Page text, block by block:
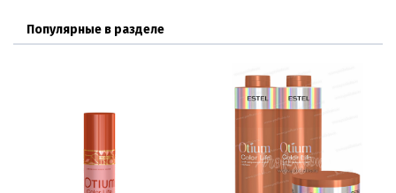
Популярные в разделе